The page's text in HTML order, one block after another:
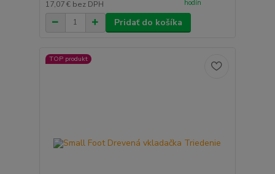
17,07 € bez DPH
hodín
Pridať do košíka
TOP produkt